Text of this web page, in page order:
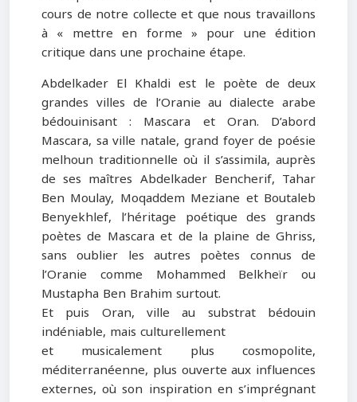
cours de notre collecte et que nous travaillons
à « mettre en forme » pour une édition
critique dans une prochaine étape.
Abdelkader El Khaldi est le poète de deux
grandes villes de l’Oranie au dialecte arabe
bédouinisant : Mascara et Oran. D’abord
Mascara, sa ville natale, grand foyer de poésie
melhoun traditionnelle où il s’assimila, auprès
de ses maîtres Abdelkader Bencherif, Tahar
Ben Moulay, Moqaddem Meziane et Boutaleb
Benyekhlef, l’héritage poétique des grands
poètes de Mascara et de la plaine de Ghriss,
sans oublier les autres poètes connus de
l’Oranie comme Mohammed Belkheïr ou
Mustapha Ben Brahim surtout.
Et puis Oran, ville au substrat bédouin
indéniable, mais culturellement
et musicalement plus cosmopolite,
méditerranéenne, plus ouverte aux influences
externes, où son inspiration en s’imprégnant